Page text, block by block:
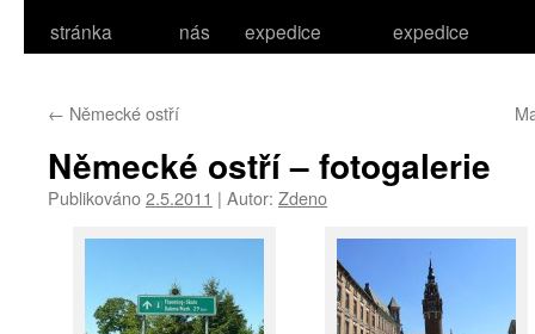
stránka
nás
expedice
expedice
← Německé ostří
Německé ostří – fotogalerie
Publikováno2.5.2011 | Autor: Zdeno